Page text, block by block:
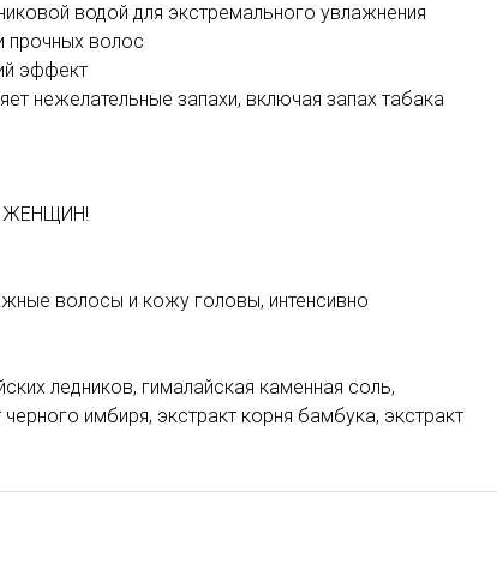
водой для экстремального увлажнения
прочных волос
эффект
нежелательные запахи, включая запах табака
ЖЕНЩИН!
волосы и кожу головы, интенсивно
ледников, гималайская каменная соль,
имбиря, экстракт корня бамбука, экстракт